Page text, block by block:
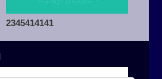
2345414141